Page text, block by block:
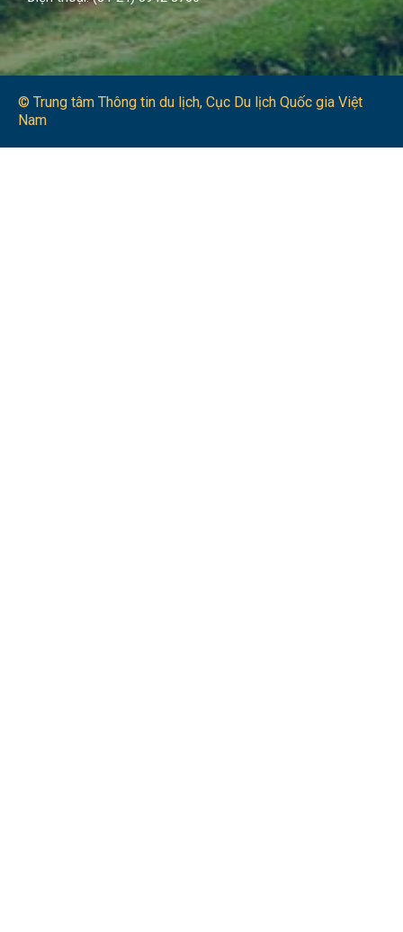
© Trung tâm Thông tin du lịch​, Cục Du lịch Quốc gia Việt
Nam